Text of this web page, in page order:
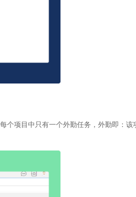
项目中只有一个外勤任务，外勤即：该